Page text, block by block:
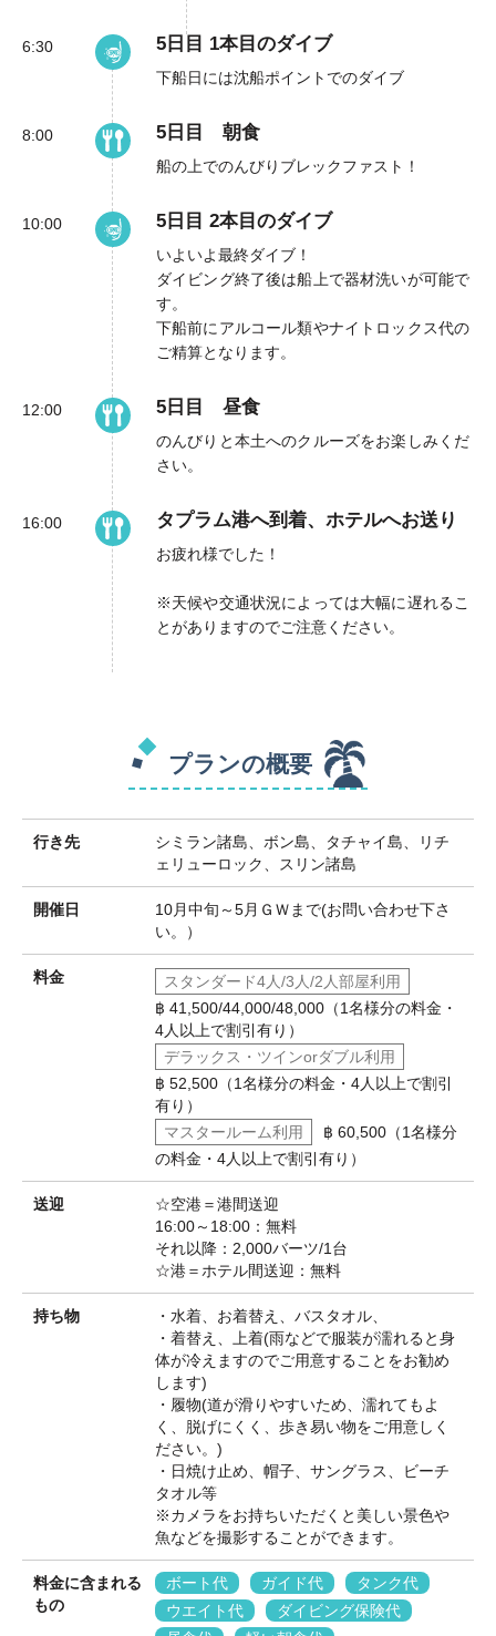
6:30 5日目 1本目のダイブ
下船日には沈船ポイントでのダイブ
8:00 5日目 朝食
船の上でのんびりブレックファスト！
10:00 5日目 2本目のダイブ
いよいよ最終ダイブ！
ダイビング終了後は船上で器材洗いが可能で
す。
下船前にアルコール類やナイトロックス代の
ご精算となります。
12:00 5日目 昼食
のんびりと本土へのクルーズをお楽しみくだ
さい。
16:00 タプラム港へ到着、ホテルへお送り
お疲れ様でした！
※天候や交通状況によっては大幅に遅れるこ
とがありますのでご注意ください。
プランの概要
行き先
シミラン諸島、ボン島、タチャイ島、リチ
ェリューロック、スリン諸島
開催日
10月中旬～5月ＧＷまで(お問い合わせ下さ
い。）
料金
スタンダード4人/3人/2人部屋利用
฿ 41,500/44,000/48,000（1名様分の料金・
4人以上で割引有り）
デラックス・ツインorダブル利用
฿ 52,500（1名様分の料金・4人以上で割引
有り）
マスタールーム利用
฿ 60,500（1名様分
の料金・4人以上で割引有り）
送迎
☆空港＝港間送迎
16:00～18:00：無料
それ以降：2,000バーツ/1台
☆港＝ホテル間送迎：無料
持ち物
・水着、お着替え、バスタオル、
・着替え、上着(雨などで服装が濡れると身
体が冷えますのでご用意することをお勧め
します)
・履物(道が滑りやすいため、濡れてもよ
く、脱げにくく、歩き易い物をご用意しく
ださい。)
・日焼け止め、帽子、サングラス、ビーチ
タオル等
※カメラをお持ちいただくと美しい景色や
魚などを撮影することができます。
料金に含まれる
もの
ボート代 ガイド代
タンク代
ウエイト代
ダイビング保険代